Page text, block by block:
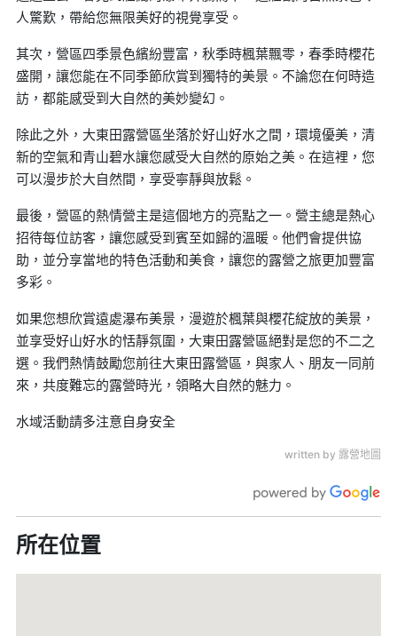
人驚歎，帶給您無限美好的視覺享受。
其次，營區四季景色繽紛豐富，秋季時楓葉飄零，春季時櫻花
盛開，讓您能在不同季節欣賞到獨特的美景。不論您在何時造
訪，都能感受到大自然的美妙變幻。
除此之外，大東田露營區坐落於好山好水之間，環境優美，清
新的空氣和青山碧水讓您感受大自然的原始之美。在這裡，您
可以漫步於大自然間，享受寧靜與放鬆。
最後，營區的熱情營主是這個地方的亮點之一。營主總是熱心
招待每位訪客，讓您感受到賓至如歸的溫暖。他們會提供協
助，並分享當地的特色活動和美食，讓您的露營之旅更加豐富
多彩。
如果您想欣賞遠處瀑布美景，漫遊於楓葉與櫻花綻放的美景，
並享受好山好水的恬靜氛圍，大東田露營區絕對是您的不二之
選。我們熱情鼓勵您前往大東田露營區，與家人、朋友一同前
來，共度難忘的露營時光，領略大自然的魅力。
水域活動請多注意自身安全
written by 露營地圖
所在位置